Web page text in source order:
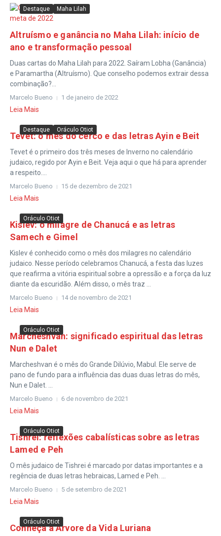
Destaque Maha Lilah
Altruísmo e ganância no Maha Lilah: início de
ano e transformação pessoal
Duas cartas do Maha Lilah para 2022. Saíram Lobha (Ganância)
e Paramartha (Altruísmo). Que conselho podemos extrair dessa
combinação?...
Marcelo Bueno 1 de janeiro de 2022
Leia Mais
Destaque Oráculo Otiot
Tevet: o mês do cerco e das letras Ayin e Beit
Tevet é o primeiro dos três meses de Inverno no calendário
judaico, regido por Ayin e Beit. Veja aqui o que há para aprender
a respeito....
Marcelo Bueno 15 de dezembro de 2021
Leia Mais
Oráculo Otiot
Kislev: o milagre de Chanucá e as letras
Samech e Gimel
Kislev é conhecido como o mês dos milagres no calendário
judaico. Nesse período celebramos Chanucá, a festa das luzes
que reafirma a vitória espiritual sobre a opressão e a força da luz
diante da escuridão. Além disso, o mês traz ...
Marcelo Bueno 14 de novembro de 2021
Leia Mais
Oráculo Otiot
Marcheshvan: significado espiritual das letras
Nun e Dalet
Marcheshvan é o mês do Grande Dilúvio, Mabul. Ele serve de
pano de fundo para a influência das duas duas letras do mês,
Nun e Dalet. ...
Marcelo Bueno 6 de novembro de 2021
Leia Mais
Oráculo Otiot
Tishrei: reflexões cabalísticas sobre as letras
Lamed e Peh
O mês judaico de Tishrei é marcado por datas importantes e a
regência de duas letras hebraicas, Lamed e Peh. ...
Marcelo Bueno 5 de setembro de 2021
Leia Mais
Oráculo Otiot
Conheça a Árvore da Vida Luriana